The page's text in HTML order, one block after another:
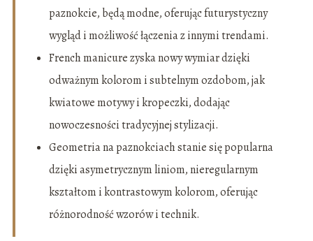
paznokcie, będą modne, oferując futurystyczny
wygląd i możliwość łączenia z innymi trendami.
French manicure zyska nowy wymiar dzięki
odważnym kolorom i subtelnym ozdobom, jak
kwiatowe motywy i kropeczki, dodając
nowoczesności tradycyjnej stylizacji.
Geometria na paznokciach stanie się popularna
dzięki asymetrycznym liniom, nieregularnym
kształtom i kontrastowym kolorom, oferując
różnorodność wzorów i technik.